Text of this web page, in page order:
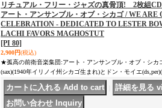
リチュアル・フリー・ジャズの真骨頂! 2枚組
アート・アンサンブル・オブ・シカゴ / WE
CELEBRATION - DEDICATED TO LESTER
LACHI FAVORS MAGHOSTUT
[PI 80]
2,900円(税込)
★孤高の前衛音楽集団:アート・アンサンブル・オブ・シカ
(sax)(1940年イリノイ州シカゴ生まれ)とドン・モイエ